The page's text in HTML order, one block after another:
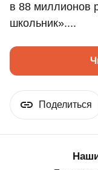
в 88 миллионов
школьник»....
Поделиться